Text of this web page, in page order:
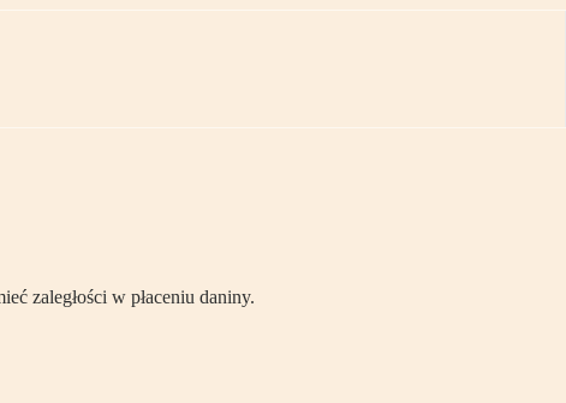
zaległości w płaceniu daniny.